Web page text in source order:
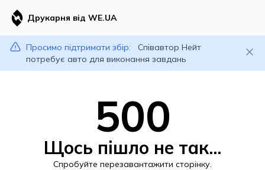
Друкарня від WE.UA
Просимо підтримати збір:
Співавтор Нейт
потребує авто для виконання завдань
500
Щось пішло не так...
Спробуйте перезавантажити сторінку.